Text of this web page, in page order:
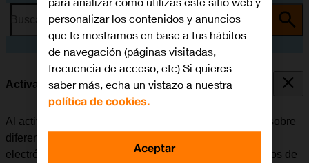
Busca por problema o tema
Activar o desactivar las notificaciones
Al activar las notificaciones, el móvil recibe mensajes sobre
diferentes eventos, por ejemplo, nuevos correos
electrónicos, mensajes de redes sociales y recordatorios de
personalizar los contenidos y anuncios
que te mostramos en base a tus hábitos
de navegación (páginas visitadas,
frecuencia de acceso, etc) Si quieres
saber más, echa un vistazo a nuestra
política de cookies.
Aceptar